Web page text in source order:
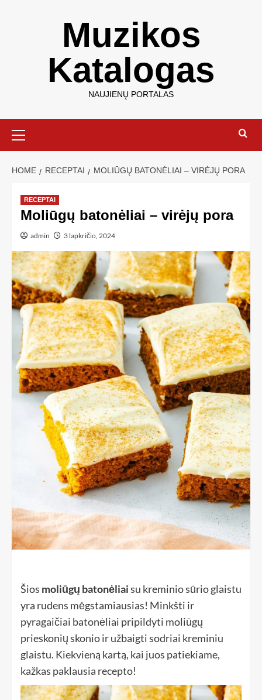
Muzikos
Katalogas
NAUJIENŲ PORTALAS
HOME RECEPTAI MOLIŪGŲ BATONĖLIAI – VIRĖJŲ PORA
RECEPTAI
Moliūgų batonėliai – virėjų pora
admin 3 lapkričio, 2024
Šios moliūgų batonėliaisu kreminio sūrio glaistu
yra rudens mėgstamiausias! Minkšti ir
pyragaičiai batonėliai pripildyti moliūgų
prieskonių skonio ir užbaigti sodriai kreminiu
glaistu. Kiekvieną kartą, kai juos patiekiame,
kažkas paklausia recepto!